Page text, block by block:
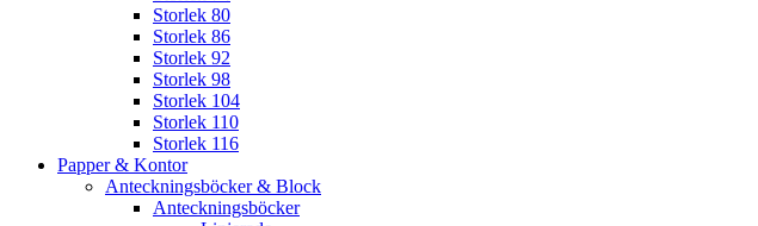
Storlek 80
Storlek 86
Storlek 92
Storlek 98
Storlek 104
Storlek 110
Storlek 116
Papper & Kontor
Anteckningsböcker & Block
Anteckningsböcker